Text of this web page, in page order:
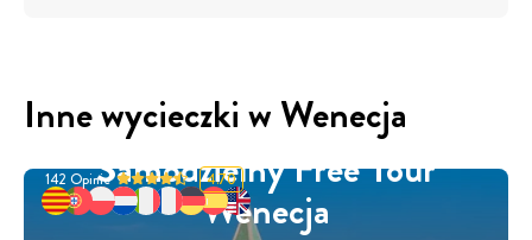
Inne wycieczki w Wenecja
Samodzielny Free Tour
Wenecja
142 Opinie 4.70